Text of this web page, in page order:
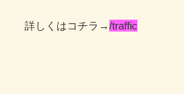
詳しくはコチラ→/traffic